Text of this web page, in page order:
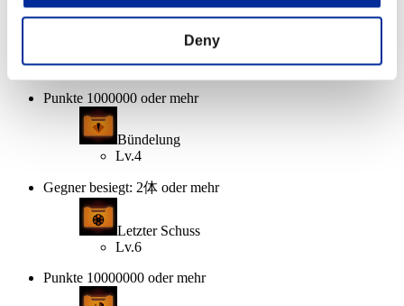
Deny
Punkte 100000 oder mehr
Kurzschluss
Lv.3
Punkte 1000000 oder mehr
Bündelung
Lv.4
Gegner besiegt: 2体 oder mehr
Letzter Schuss
Lv.6
Punkte 10000000 oder mehr